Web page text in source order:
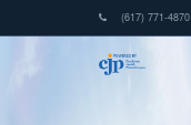
(617) 771-4870